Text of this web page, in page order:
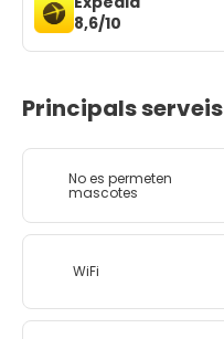
8,6/10
Principals serveis
No es permeten
mascotes
WiFi